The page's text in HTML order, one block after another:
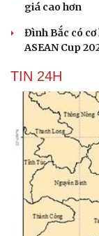
giá cao hơn
Đình Bắc có
ASEAN Cup
TIN 24H